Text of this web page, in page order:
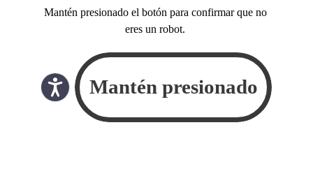
Mantén presionado el botón para confirmar que no
eres un robot.